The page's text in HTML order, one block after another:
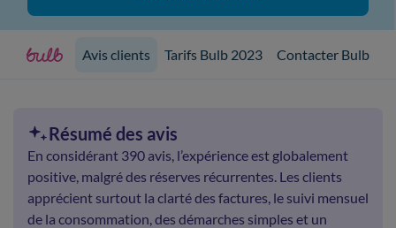
Avis clients Tarifs Bulb 2023 Contacter Bulb
Résumé des avis
En considérant 390 avis, l’expérience est globalement
positive, malgré des réserves récurrentes. Les clients
apprécient surtout la clarté des factures, le suivi mensuel
de la consommation, des démarches simples et un